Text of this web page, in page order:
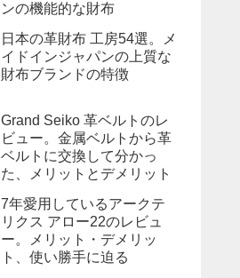
ンの機能的な財布
日本の革財布 工房54選。メ
イドインジャパンの上質な
財布ブランドの特徴
Grand Seiko 革ベルトのレ
ビュー。金属ベルトから革
ベルトに交換して分かっ
た、メリットとデメリット
7年愛用しているアークテ
リクス アロー22のレビュ
ー。メリット・デメリッ
ト、使い勝手に迫る